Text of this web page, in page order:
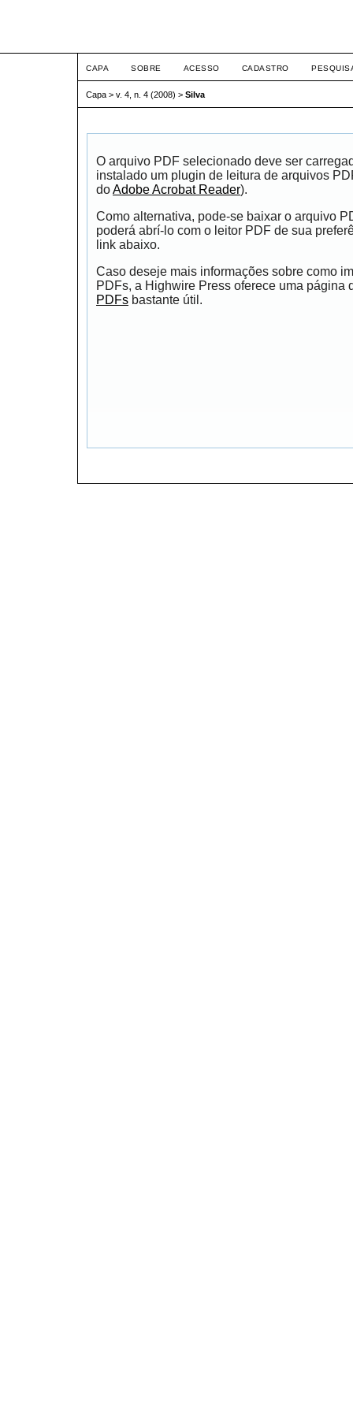
CAPA SOBRE ACESSO CADASTRO
Capa > v. 4, n. 4 (2008) > Silva
O arquivo PDF selecionado deve ser
instalado um plugin de leitura de arquivos
doAdobe Acrobat Reader).
Como alternativa, pode-se baixar o arquivo
poderá abrí-lo com o leitor PDF de sua
link abaixo.
Caso deseje mais informações sobre como
PDFs, a Highwire Press oferece uma página
PDFs bastante útil.